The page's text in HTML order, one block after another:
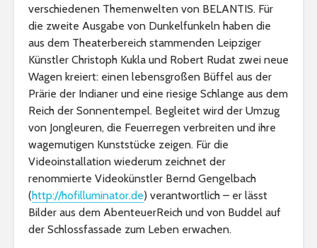
verschiedenen Themenwelten von BELANTIS. Für
die zweite Ausgabe von Dunkelfunkeln haben die
aus dem Theaterbereich stammenden Leipziger
Künstler Christoph Kukla und Robert Rudat zwei neue
Wagen kreiert: einen lebensgroßen Büffel aus der
Prärie der Indianer und eine riesige Schlange aus dem
Reich der Sonnentempel. Begleitet wird der Umzug
von Jongleuren, die Feuerregen verbreiten und ihre
wagemutigen Kunststücke zeigen. Für die
Videoinstallation wiederum zeichnet der
renommierte Videokünstler Bernd Gengelbach
(http://hofilluminator.de) verantwortlich – er lässt
Bilder aus dem AbenteuerReich und von Buddel auf
der Schlossfassade zum Leben erwachen.